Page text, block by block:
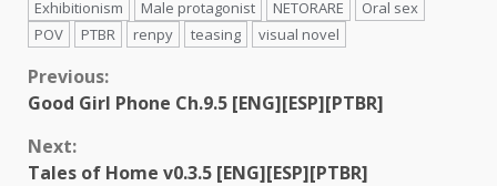
Exhibitionism Male protagonist NETORARE
Oral sex
POV
PTBR renpy teasing visual novel
Continue
Previous:
Good Girl Phone Ch.9.5 [ENG][ESP][PTBR]
Next:
Tales of Home v0.3.5 [ENG][ESP][PTBR]